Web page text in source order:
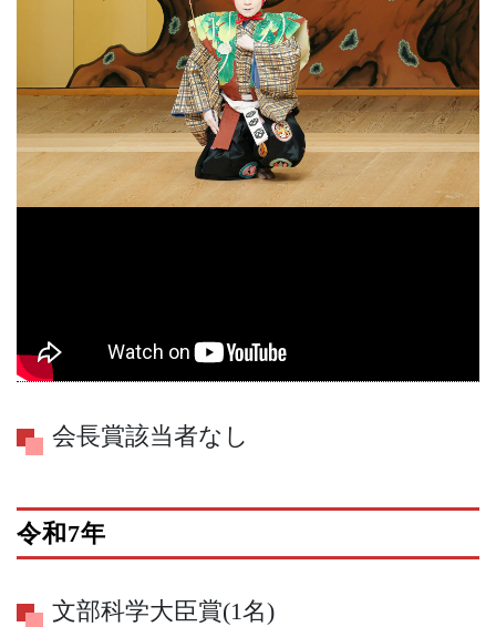
会長賞該当者なし
令和7年
文部科学大臣賞(1名)